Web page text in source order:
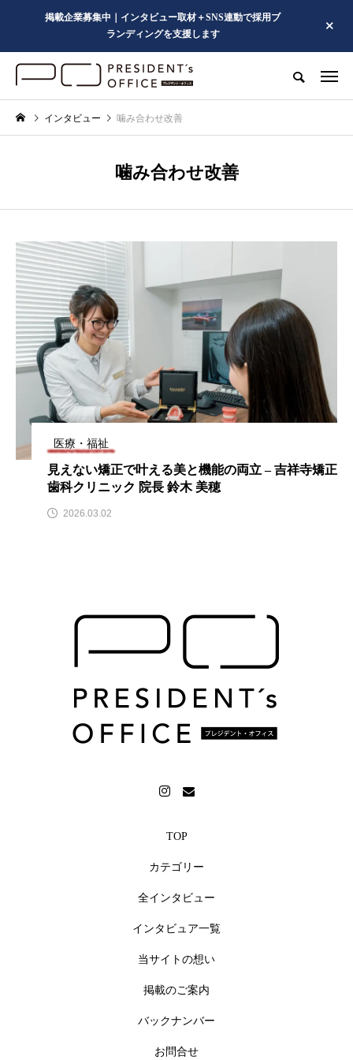
掲載企業募集中｜インタビュー取材＋SNS連動で採用ブ
ランディングを支援します
インタビュー 噛み合わせ改善
噛み合わせ改善
医療・福祉
見えない矯正で叶える美と機能の両立 – 吉祥寺矯正
歯科クリニック 院長 鈴木 美穂
2026.03.02
TOP
カテゴリー
全インタビュー
インタビュア一覧
当サイトの想い
掲載のご案内
バックナンバー
お問合せ